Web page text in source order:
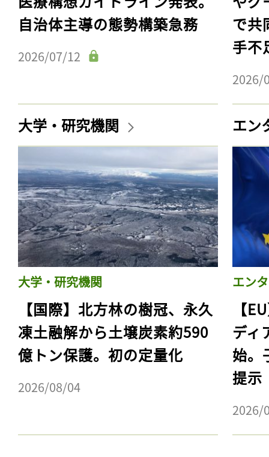
自治体主導の態勢構築急務
2026/07/12
で共
手不
2026/
大学・研究機関
大学・研究機関
【国際】北方林の樹冠、永久
凍土融解から土壌炭素約590
億トン保護。初の定量化
2026/08/04
エン
エン
【
ディ
始。
提示
2026/